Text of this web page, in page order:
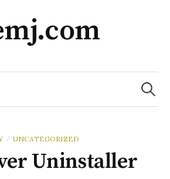
/ UNCATEGORIZED
Uninstaller